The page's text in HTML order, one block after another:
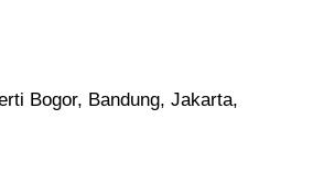
Bogor, Bandung, Jakarta,